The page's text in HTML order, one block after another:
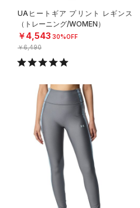
UAヒートギア プリント レギンス
（トレーニング/WOMEN）
￥4,543 30%OFF
￥6,490